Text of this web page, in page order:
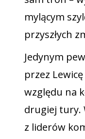
mylącym
przyszłych
Jedynym
przez
względu na
drugiej tury.
z liderów